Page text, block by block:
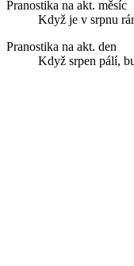
Pranostika na akt. měsíc
Když je v srpnu
Pranostika na akt. den
Když srpen pálí,